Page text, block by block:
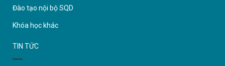
Đào tạo nội bộ SQD
Khóa học khác
TIN TỨC